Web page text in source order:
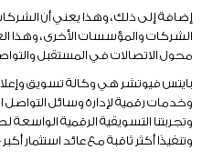
إضافة إلى ذلك ، وهذا يعني أن
الشركات والمؤسسات الأخرى ، وهذا
محول الاتصالات في المستقبل
بايتس فيوتشر هي وكالة تسويق
وخدمات رقمية لإدارة وسائل التواصل
وتجربتنا التسويقية الرقمية الواسعة
وتنفيذًا أكثر ثاقبة مع عائد استثمار